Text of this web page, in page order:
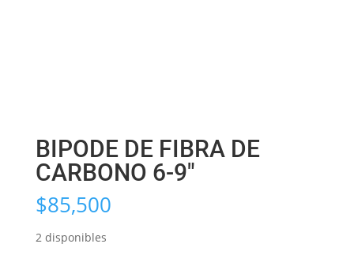
BIPODE DE FIBRA DE
CARBONO 6-9″
$85,500
2 disponibles